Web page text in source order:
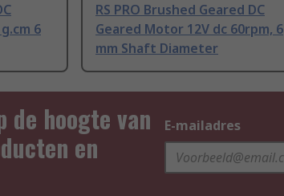
6
RS PRO Brushed Geared DC
Geared Motor 12V dc 60rpm, 6
mm Shaft Diameter
de hoogte van
en
E-mailadres